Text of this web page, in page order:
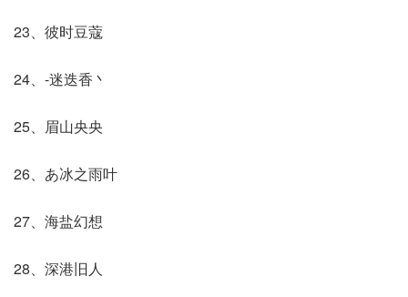
23、彼时豆蔻
24、-迷迭香丶
25、眉山央央
26、あ冰之雨叶
27、海盐幻想
28、深港旧人